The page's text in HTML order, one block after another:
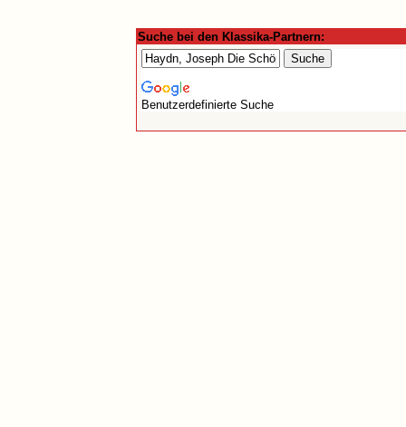
Suche bei den Klassika-Partnern:
Benutzerdefinierte Suche